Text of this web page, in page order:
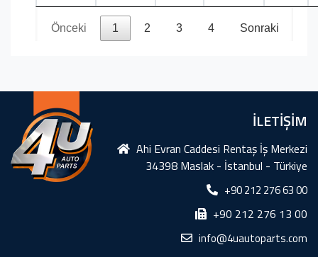
Önceki 1 2 3 4 Sonraki
İLETİŞİM
Ahi Evran Caddesi Rentaş İş Merkezi
34398 Maslak - İstanbul - Türkiye
+90 212 276 63 00
+90 212 276 13 00
info@4uautoparts.com